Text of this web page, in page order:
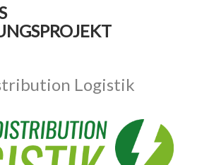
Logistik